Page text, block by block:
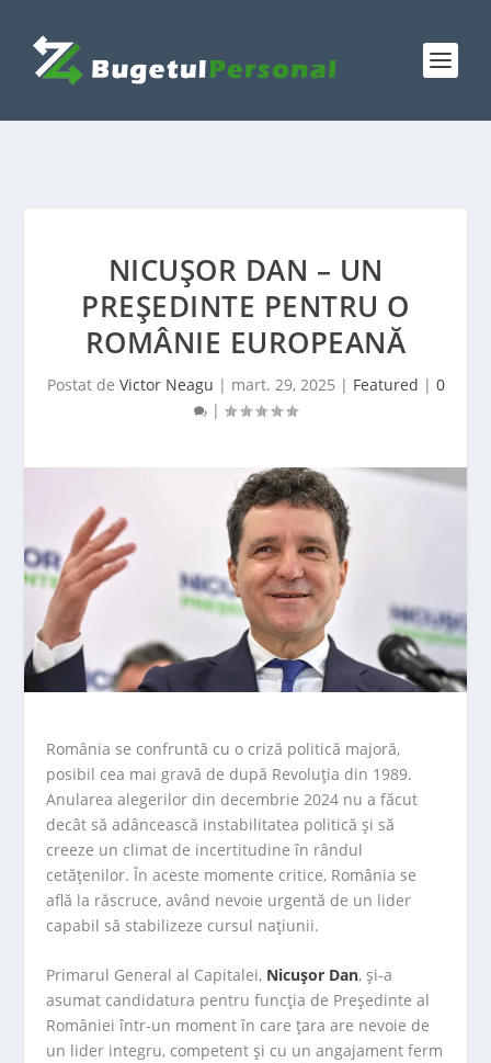
NICUŞOR DAN – UN
PREŞEDINTE PENTRU O
ROMÂNIE EUROPEANĂ
Postat de Victor Neagu | mart. 29, 2025 | Featured | 0
|
România se confruntă cu o criză politică majoră,
posibil cea mai gravă de după Revoluţia din 1989.
Anularea alegerilor din decembrie 2024 nu a făcut
decât să adâncească instabilitatea politică şi să
creeze un climat de incertitudine în rândul
cetăţenilor. În aceste momente critice, România se
află la răscruce, având nevoie urgentă de un lider
capabil să stabilizeze cursul naţiunii.
Primarul General al Capitalei, Nicuşor Dan, şi-a
asumat candidatura pentru funcţia de Preşedinte al
României într-un moment în care țara are nevoie de
un lider integru, competent şi cu un angajament ferm